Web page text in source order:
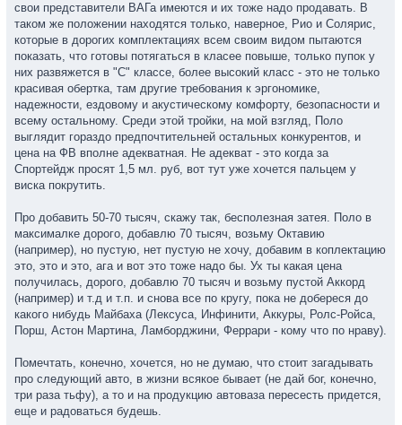
свои представители ВАГа имеются и их тоже надо продавать. В
таком же положении находятся только, наверное, Рио и Солярис,
которые в дорогих комплектациях всем своим видом пытаются
показать, что готовы потягаться в класее повыше, только пупок у
них развяжется в "С" классе, более высокий класс - это не только
красивая обертка, там другие требования к эргономике,
надежности, ездовому и акустическому комфорту, безопасности и
всему остальному. Среди этой тройки, на мой взгляд, Поло
выглядит гораздо предпочтительней остальных конкурентов, и
цена на ФВ вполне адекватная. Не адекват - это когда за
Спортейдж просят 1,5 мл. руб, вот тут уже хочется пальцем у
виска покрутить.
Про добавить 50-70 тысяч, скажу так, бесполезная затея. Поло в
максималке дорого, добавлю 70 тысяч, возьму Октавию
(например), но пустую, нет пустую не хочу, добавим в коплектацию
это, это и это, ага и вот это тоже надо бы. Ух ты какая цена
получилась, дорого, добавлю 70 тысяч и возьму пустой Аккорд
(например) и т.д и т.п. и снова все по кругу, пока не добереся до
какого нибудь Майбаха (Лексуса, Инфинити, Аккуры, Ролс-Ройса,
Порш, Астон Мартина, Ламборджини, Феррари - кому что по нраву).
Помечтать, конечно, хочется, но не думаю, что стоит загадывать
про следующий авто, в жизни всякое бывает (не дай бог, конечно,
три раза тьфу), а то и на продукцию автоваза пересесть придется,
еще и радоваться будешь.